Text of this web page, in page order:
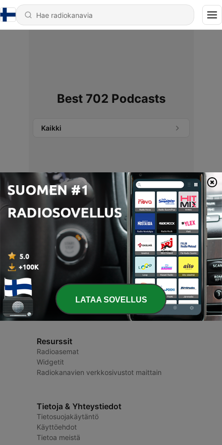
Best 702 Podcasts
Kaikki
Podcasteja ei löytynyt.
Radio Suomi
Radioasemat ja podcastit
Resurssit
Radioasemat
Widgetit
Radiokanavien verkkosivustot maittain
Tietoja & Yhteystiedot
Tietosuojakäytäntö
Käyttöehdot
Tietoa meistä
LATAA SOVELLUS